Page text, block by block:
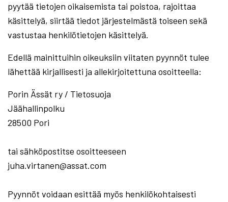
pyytää tietojen oikaisemista tai poistoa, rajoittaa
käsittelyä, siirtää tiedot järjestelmästä toiseen sekä
vastustaa henkilötietojen käsittelyä.
Edellä mainittuihin oikeuksiin viitaten pyynnöt tulee
lähettää kirjallisesti ja allekirjoitettuna osoitteella:
Porin Ässät ry / Tietosuoja
Jäähallinpolku
28500 Pori
tai sähköpostitse osoitteeseen
juha.virtanen@assat.com
Pyynnöt voidaan esittää myös henkilökohtaisesti